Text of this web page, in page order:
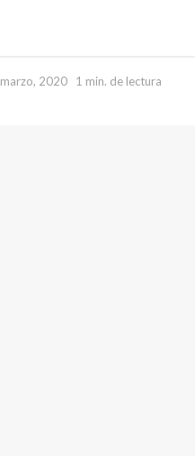
2020 1 min. de lectura